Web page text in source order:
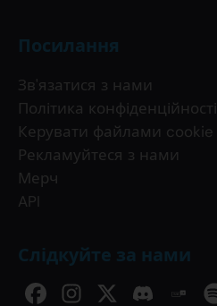
Посилання
Зв'язатися з нами
Політика конфіденційності
Керувати файлами cookie
Рекламуйтеся з нами
Мерч
API
Слідкуйте за нами